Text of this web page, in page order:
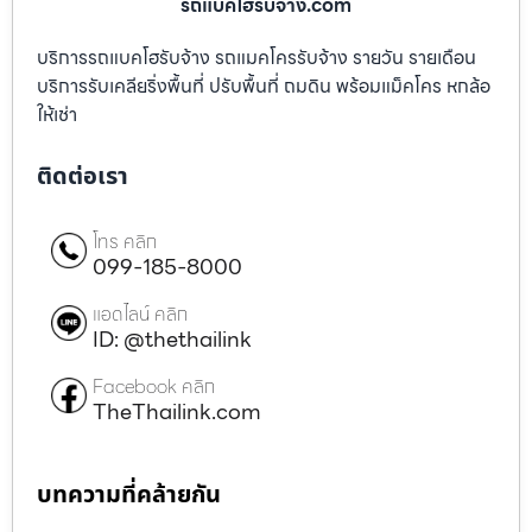
บริการรถแบคโฮรับจ้าง รถแมคโครรับจ้าง รายวัน รายเดือน
บริการรับเคลียริ่งพื้นที่ ปรับพื้นที่ ถมดิน พร้อมแม็คโคร หกล้อ
ให้เช่า
ติดต่อเรา
โทร คลิก
099-185-8000
แอดไลน์ คลิก
ID: @thethailink
Facebook คลิก
TheThailink.com
บทความที่คล้ายกัน